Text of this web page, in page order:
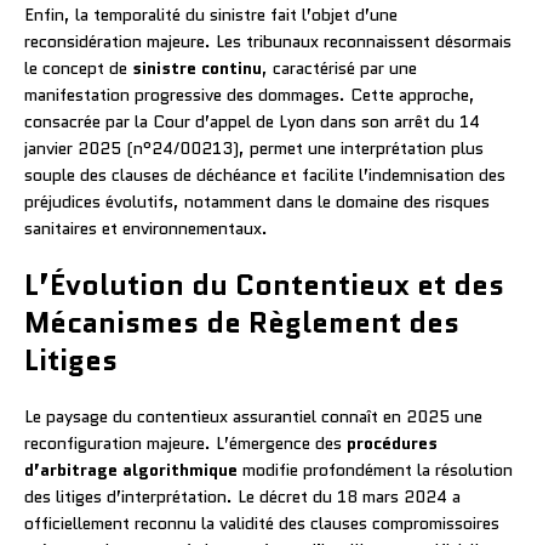
Enfin, la temporalité du sinistre fait l’objet d’une
reconsidération majeure. Les tribunaux reconnaissent désormais
le concept de sinistre continu, caractérisé par une
manifestation progressive des dommages. Cette approche,
consacrée par la Cour d’appel de Lyon dans son arrêt du 14
janvier 2025 (n°24/00213), permet une interprétation plus
souple des clauses de déchéance et facilite l’indemnisation des
préjudices évolutifs, notamment dans le domaine des risques
sanitaires et environnementaux.
L’Évolution du Contentieux et des
Mécanismes de Règlement des
Litiges
Le paysage du contentieux assurantiel connaît en 2025 une
reconfiguration majeure. L’émergence des procédures
d’arbitrage algorithmique modifie profondément la résolution
des litiges d’interprétation. Le décret du 18 mars 2024 a
officiellement reconnu la validité des clauses compromissoires